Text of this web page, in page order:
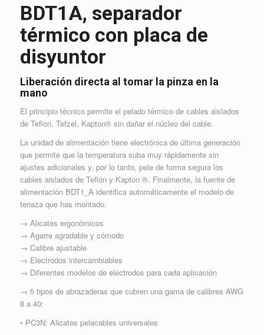
BDT1A, separador
térmico con placa de
disyuntor
Liberación directa al tomar la pinza en la
mano
El principio técnico permite el pelado térmico de cables aislados
de Teflon, Tefzel, Kapton® sin dañar el núcleo del cable.
La unidad de alimentación tiene electrónica de última generación
que permite que la temperatura suba muy rápidamente sin
ajustes adicionales y, por lo tanto, pele de forma segura los
cables aislados de Teflón y Kapton ®. Finalmente, la fuente de
alimentación BDT1_A identifica automáticamente el modelo de
tenaza que has montado.
→ Alicates ergonómicos
→ Agarre agradable y cómodo
→ Calibre ajustable
→ Electrodos intercambiables
→ Diferentes modelos de electrodos para cada aplicación
→ 5 tipos de abrazaderas que cubren una gama de calibres AWG
8 a 40:
• PC3N: Alicates pelacables universales